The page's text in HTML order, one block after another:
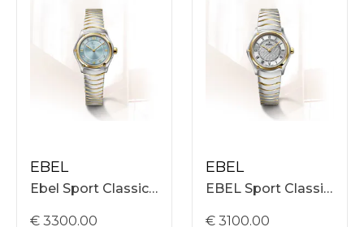
EBEL
Ebel Sport Classic 24mm, Stalen En 18Kt Goud Band, Blauwe Met 8 Diamanten (0,031Ct) Wijzerplaat, 5 ATM, Swiss Movement 1216738
€ 3300.00
EBEL
EBEL Sport Classic 1216697 horloge – Dames – Quartz – Staal & 18K goud – 29 mm
€ 3100.00